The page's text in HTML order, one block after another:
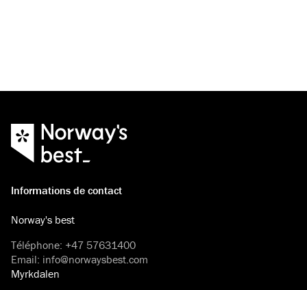
Informations de contact
Norway's best
Téléphone: +47 57631400
Email: info@norwaysbest.com
Myrkdalen